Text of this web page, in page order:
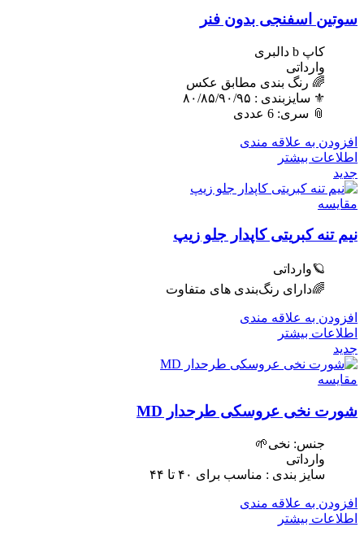
سوتین اسفنجی بدون فنر
کاپ b دالبری
وارداتی
🌈 رنگ بندی مطابق عکس
⚜️ سایزبندی : ٨٠/٨۵/٩٠/٩۵
📎 سری: 6 عددی
افزودن به علاقه مندی
اطلاعات بیشتر
جدید
مقایسه
نیم تنه کبریتی کاپدار جلو زیپ
🪐وارداتی
🌈دارای رنگ‌بندی های متفاوت
افزودن به علاقه مندی
اطلاعات بیشتر
جدید
مقایسه
شورت نخی عروسکی طرحدار MD
جنس: نخی🌱
وارداتی
سایز بندی : مناسب برای ۴٠ تا ۴۴
افزودن به علاقه مندی
اطلاعات بیشتر